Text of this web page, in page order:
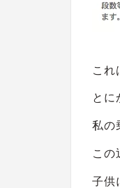
これ
とに
私の
この
子供